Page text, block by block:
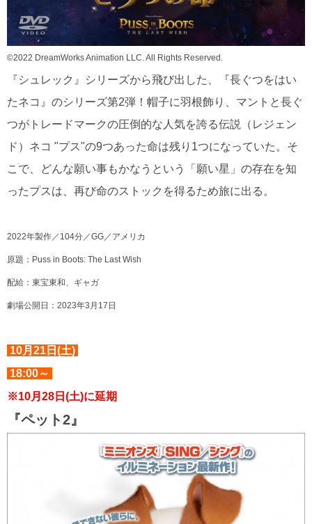
©2022 DreamWorks Animation LLC. All Rights Reserved.
『シュレック』シリーズから飛び出した、『長ぐつをはい
たネコ』のシリーズ第2弾！帽子に羽根飾り、マントと長ぐ
つがトレードマークの圧倒的な人気を誇る伝説（レジェン
ド）ネコ "プス"の9つあった命は残り1つになっていた。そ
こで、どんな願い事もかなうという「願い星」の存在を知
ったプスは、再び命のストックを得るため旅に出る。
2022年製作／104分／GG／アメリカ
原題：Puss in Boots: The Last Wish
配給：東宝東和、ギャガ
劇場公開日：2023年3月17日
10月21日(土)
18:00～
※10月28日(土)に延期
『ペット2』